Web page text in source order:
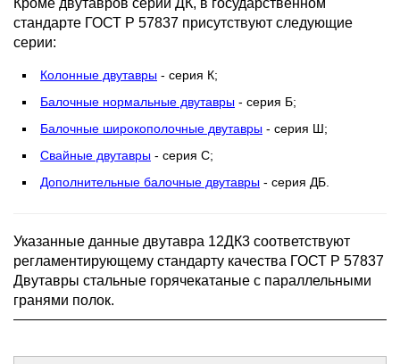
Кроме двутавров серии ДК, в государственном
стандарте ГОСТ Р 57837 присутствуют следующие
серии:
Колонные двутавры - серия К;
Балочные нормальные двутавры - серия Б;
Балочные широкополочные двутавры - серия Ш;
Свайные двутавры - серия С;
Дополнительные балочные двутавры - серия ДБ.
Указанные данные двутавра 12ДК3 соответствуют
регламентирующему стандарту качества ГОСТ Р 57837
Двутавры стальные горячекатаные с параллельными
гранями полок.